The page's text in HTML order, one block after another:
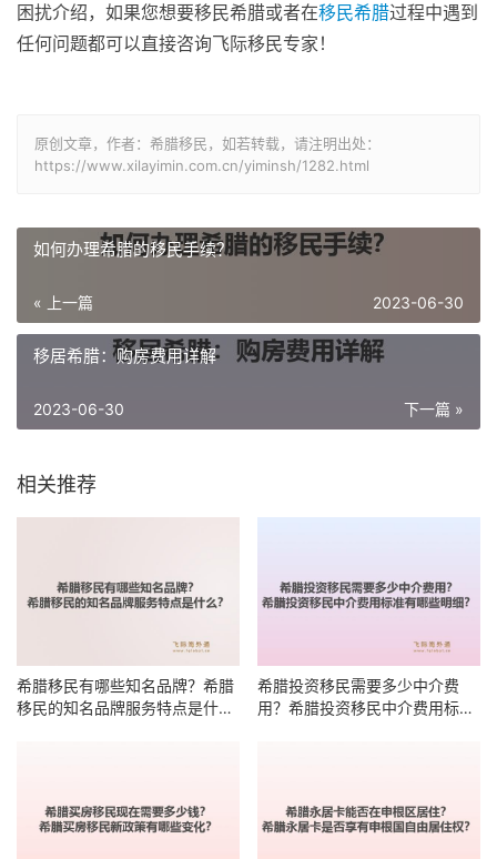
困扰介绍，如果您想要移民希腊或者在移民希腊过程中遇到
任何问题都可以直接咨询飞际移民专家！
原创文章，作者：希腊移民，如若转载，请注明出处：
https://www.xilayimin.com.cn/yiminsh/1282.html
如何办理希腊的移民手续？
« 上一篇 2023-06-30
移居希腊：购房费用详解
下一篇 »
2023-06-30
相关推荐
希腊移民有哪些知名品牌？希腊
移民的知名品牌服务特点是什
希腊投资移民需要多少中介费
用？希腊投资移民中介费用标准